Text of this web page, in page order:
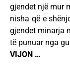
gjendet një mur
nisha që e
gjendet minarja
të punuar nga
VIJON …